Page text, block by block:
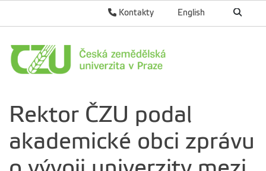
English
Kontakty
Rektor ČZU podal
akademické obci zprávu